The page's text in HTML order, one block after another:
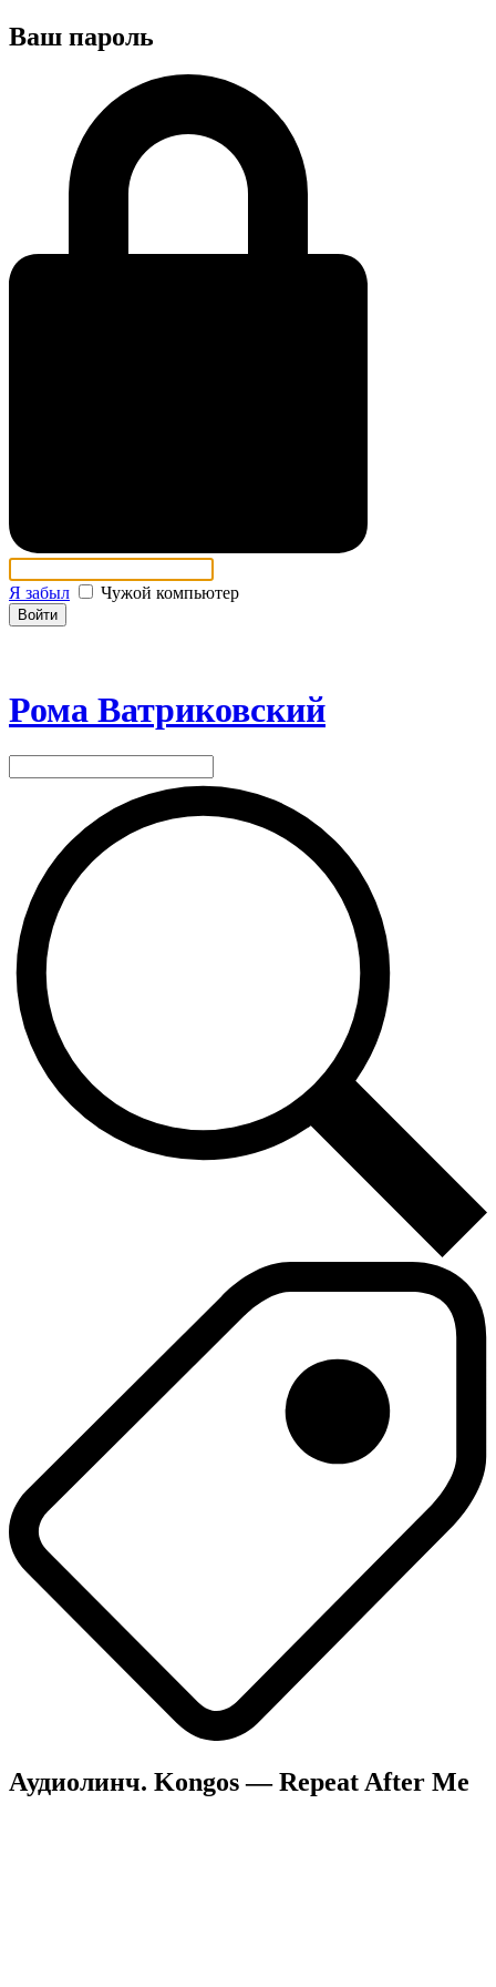
Ваш пароль
Я забыл Чужой компьютер
Войти
Рома Ватриковский
Аудиолинч. Kongos — Repeat After Me